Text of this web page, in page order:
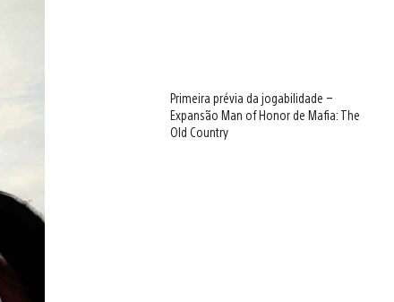
Primeira prévia da jogabilidade –
Expansão Man of Honor de Mafia: The
Old Country